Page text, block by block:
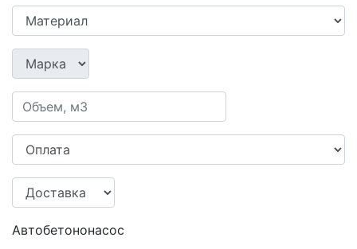
Автобетононасос